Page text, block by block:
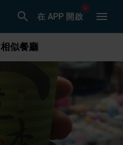
在 APP 開啟
相似餐廳